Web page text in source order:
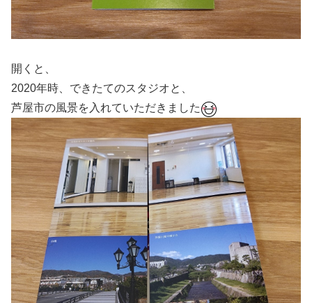
開くと、
2020年時、できたてのスタジオと、
芦屋市の風景を入れていただきました